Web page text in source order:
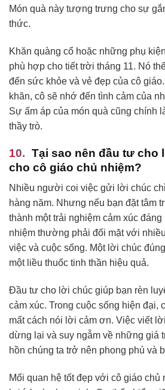
Món quà này tượng trưng cho sự
thức.
Khăn quàng cổ hoặc những phụ
phù hợp cho tiết trời tháng 11. Nó
đến sức khỏe và vẻ đẹp của cô
khăn, cô sẽ nhớ đến tình cảm của
Sự ấm áp của món quà cũng chính
thầy trò.
Tại sao nên đầu tư cho
cho cô giáo chủ nhiệm?
Nhiều người coi việc gửi lời chúc
hàng năm. Nhưng nếu bạn đặt tâm
thành một trải nghiệm cảm xúc
nhiệm thường phải đối mặt với
việc và cuộc sống. Một lời chúc
một liều thuốc tinh thần hiệu quả.
Đầu tư cho lời chúc giúp bạn rèn
cảm xúc. Trong cuộc sống hiện đại,
mất cách nói lời cảm ơn. Việc viết
dừng lại và suy ngẫm về những giá
hồn chúng ta trở nên phong phú và
Mối quan hệ tốt đẹp với cô giáo chủ